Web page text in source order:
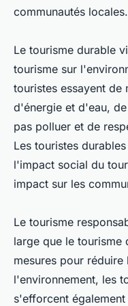
communautés locales.
Le tourisme durable
tourisme sur
touristes essayent de
d'énergie et d'eau,
pas polluer et de
Les touristes
l'impact social du
impact sur les
Le tourisme
large que le tourisme
mesures pour
l'environnement, les
s'efforcent